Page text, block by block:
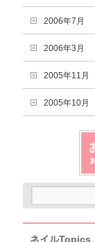
2006年7月
2006年3月
2005年11月
2005年10月
ネイルTopics